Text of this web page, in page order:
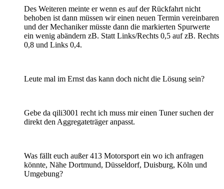
Des Weiteren meinte er wenn es auf der Rückfahrt nicht
behoben ist dann müssen wir einen neuen Termin vereinbaren
und der Mechaniker müsste dann die markierten Spurwerte
ein wenig abändern zB. Statt Links/Rechts 0,5 auf zB. Rechts
0,8 und Links 0,4.
Leute mal im Ernst das kann doch nicht die Lösung sein?
Gebe da qili3001 recht ich muss mir einen Tuner suchen der
direkt den Aggregateträger anpasst.
Was fällt euch außer 413 Motorsport ein wo ich anfragen
könnte, Nähe Dortmund, Düsseldorf, Duisburg, Köln und
Umgebung?